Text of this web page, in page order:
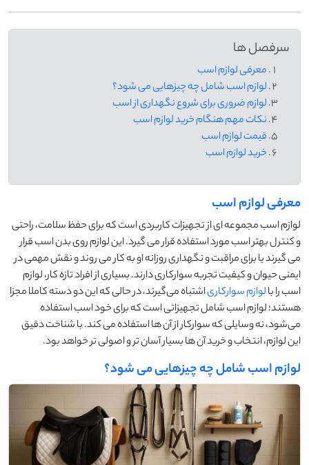
معرفی لوازم اسب
لوازم اسب مجموعه ‌ای از تجهیزات کاربردی است که برای حفظ سلامت، راحتی
و کنترل بهتر اسب مورد استفاده قرار می ‌گیرد. این لوازم روی بدن اسب قرار
می‌ گیرند یا برای مراقبت و نگهداری روزانه او به کار می‌ روند و نقش مهمی در
ایمنی حیوان و کیفیت تجربه سوارکاری دارند. بسیاری از افراد تازه ‌کار، لوازم
اسب را بالوازم سوارکاریاشتباه می‌گیرند، در حالی که این دو دسته کاملا مجزا
هستند؛ لوازم اسب شامل تجهیزاتی است که برای خود اسب استفاده
می‌شود، نه وسایلی که سوارکار از آن‌ ها استفاده می ‌کند. با شناخت دقیق
این لوازم، انتخاب و خرید آن ‌ها بسیار آسان‌ تر و اصولی ‌تر خواهد بود.
لوازم اسب شامل چه چیزهایی می شود؟
سرفصل ها
معرفی لوازم اسب
لوازم اسب شامل چه چیزهایی می شود؟
لوازم ضروری برای شروع نگهداری از اسب
نکات مهم هنگام خرید لوازم اسب
قیمت لوازم اسب
خرید لوازم اسب